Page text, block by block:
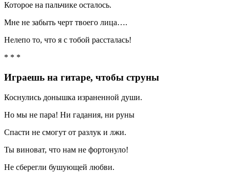
Которое на пальчике осталось.
Мне не забыть черт твоего лица….
Нелепо то, что я с тобой рассталась!
* * *
Играешь на гитаре, чтобы струны
Коснулись донышка израненной души.
Но мы не пара! Ни гадания, ни руны
Спасти не смогут от разлук и лжи.
Ты виноват, что нам не фортонуло!
Не сберегли бушующей любви.